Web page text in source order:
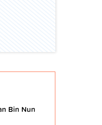
Bin Nun